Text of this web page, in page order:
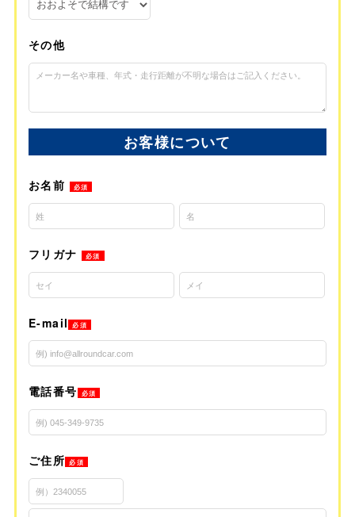
その他
お客様について
お名前 必須
フリガナ 必須
E-mail 必須
電話番号 必須
ご住所 必須